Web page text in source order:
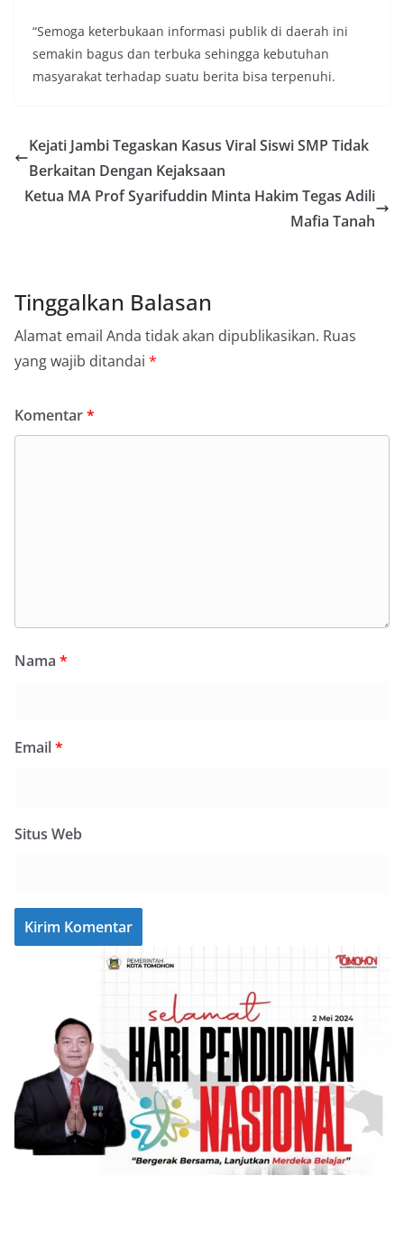
“Semoga keterbukaan informasi publik di daerah ini
semakin bagus dan terbuka sehingga kebutuhan
masyarakat terhadap suatu berita bisa terpenuhi.
Kejati Jambi Tegaskan Kasus Viral Siswi SMP Tidak
Berkaitan Dengan Kejaksaan
Ketua MA Prof Syarifuddin Minta Hakim Tegas Adili
Mafia Tanah
Tinggalkan Balasan
Alamat email Anda tidak akan dipublikasikan. Ruas
yang wajib ditandai *
Komentar*
Nama *
Email*
Situs Web